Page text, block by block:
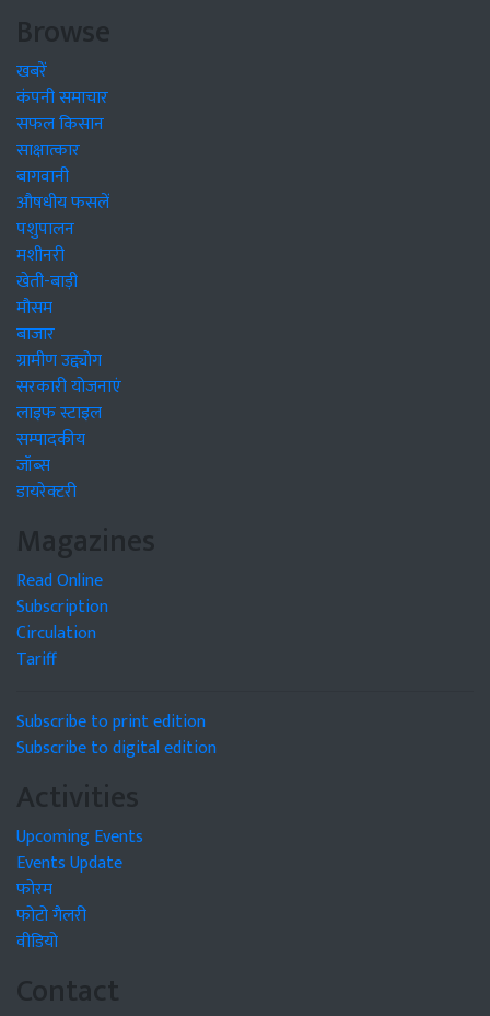
Browse
खबरें
कंपनी समाचार
सफल किसान
साक्षात्कार
बागवानी
औषधीय फसलें
पशुपालन
मशीनरी
खेती-बाड़ी
मौसम
बाजार
ग्रामीण उद्द्योग
सरकारी योजनाएं
लाइफ स्टाइल
सम्पादकीय
जॉब्स
डायरेक्टरी
Magazines
Read Online
Subscription
Circulation
Tariff
Subscribe to print edition
Subscribe to digital edition
Activities
Upcoming Events
Events Update
फोरम
फोटो गैलरी
वीडियो
Contact